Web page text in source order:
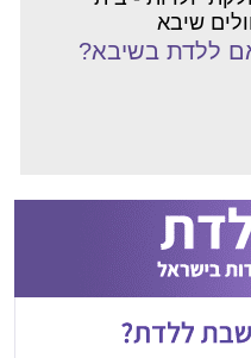
שיבא
ללדת בשיבא?